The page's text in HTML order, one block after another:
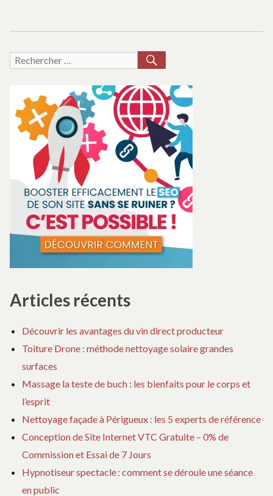
Recherche
Articles récents
Découvrir les avantages du vin direct producteur
Toiture Drone : méthode nettoyage solaire grandes
surfaces
Massage la teste de buch : les bienfaits pour le corps et
l’esprit
Nettoyage façade à Périgueux : les 5 experts de référence
Conception de Site Internet VTC Gratuite – 0% de
Commission et Essai de 7 Jours
Hypnotiseur spectacle : comment se déroule une séance
en public